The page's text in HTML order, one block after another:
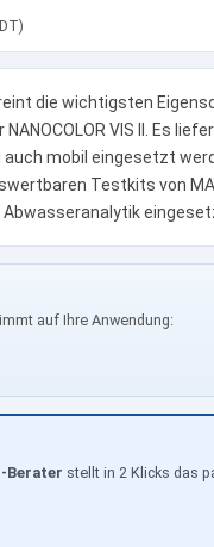
die wichtigsten
VIS II. Es
mobil eingesetzt
Testkits von
auf Ihre Anwendung:
Berater stellt in 2 Klicks das